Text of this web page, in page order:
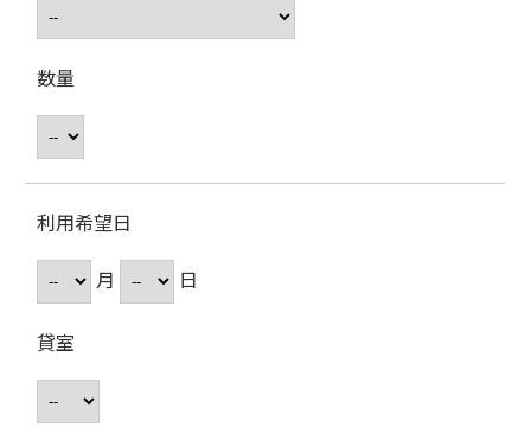
数量
利用希望日
月
日
貸室